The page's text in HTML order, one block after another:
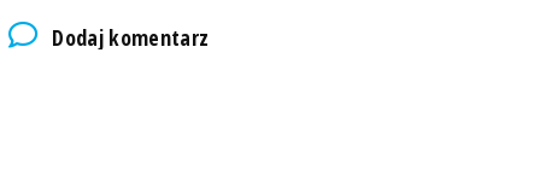
Dodaj komentarz